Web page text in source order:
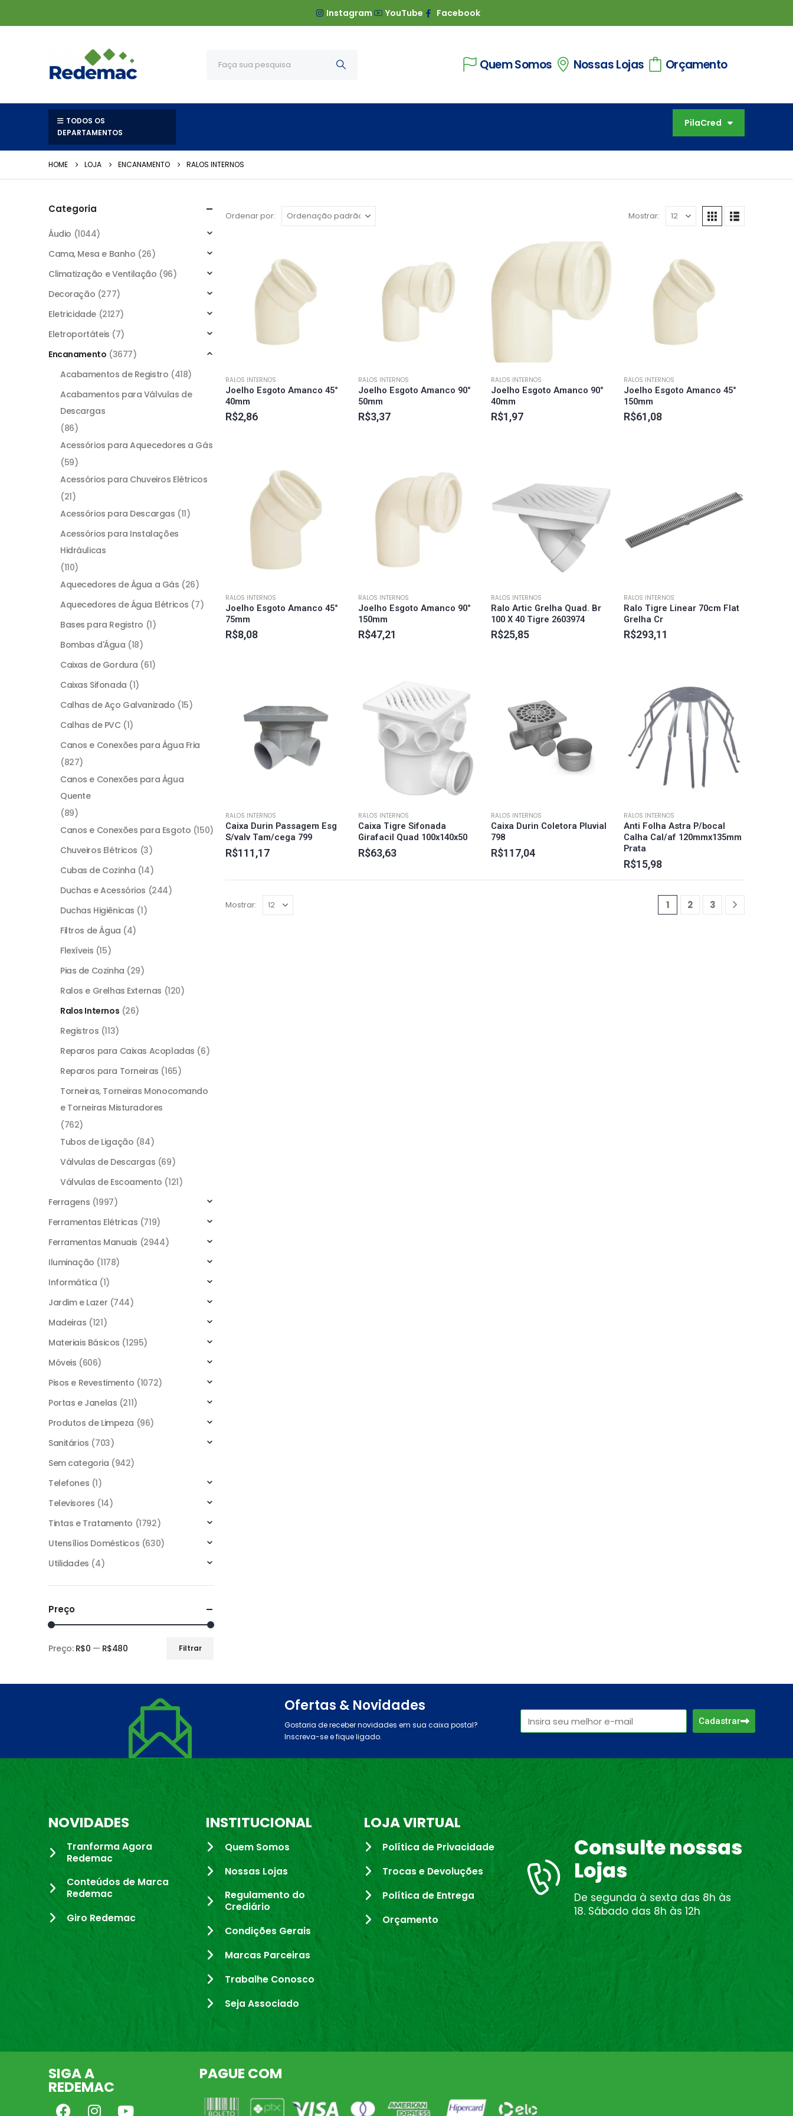
Instagram YouTube Facebook
Quem Somos Nossas Lojas Orçamento
TODOS OS
DEPARTAMENTOS
PilaCred
HOME LOJA ENCANAMENTO RALOS INTERNOS
Ordenar por: Mostrar:
RALOS INTERNOS
Joelho Esgoto Amanco 45°
40mm
R$2,86
RALOS INTERNOS
Joelho Esgoto Amanco 90°
50mm
R$3,37
RALOS INTERNOS
Joelho Esgoto Amanco 90°
40mm
R$1,97
RALOS INTERNOS
Joelho Esgoto Amanco 45°
150mm
R$61,08
RALOS INTERNOS
Joelho Esgoto Amanco 45°
75mm
R$8,08
RALOS INTERNOS
Joelho Esgoto Amanco 90°
150mm
R$47,21
RALOS INTERNOS
Ralo Artic Grelha Quad. Br
100 X 40 Tigre 2603974
R$25,85
RALOS INTERNOS
Ralo Tigre Linear 70cm Flat
Grelha Cr
R$293,11
RALOS INTERNOS
Caixa Durin Passagem Esg
S/valv Tam/cega 799
R$111,17
RALOS INTERNOS
Caixa Tigre Sifonada
Girafacil Quad 100x140x50
R$63,63
RALOS INTERNOS
Caixa Durin Coletora Pluvial
798
R$117,04
RALOS INTERNOS
Anti Folha Astra P/bocal
Calha Cal/af 120mmx135mm
Prata
R$15,98
Mostrar: 1 2 3
Categoria
Áudio (1044)
Cama, Mesa e Banho (26)
Climatização e Ventilação (96)
Decoração (277)
Eletricidade (2127)
Eletroportáteis (7)
Encanamento (3677)
Acabamentos de Registro (418)
Acabamentos para Válvulas de
Descargas
(86)
Acessórios para Aquecedores a Gás
(59)
Acessórios para Chuveiros Elétricos
(21)
Acessórios para Descargas (11)
Acessórios para Instalações
Hidráulicas
(110)
Aquecedores de Água a Gás (26)
Aquecedores de Água Elétricos (7)
Bases para Registro (1)
Bombas d'Água (18)
Caixas de Gordura (61)
Caixas Sifonada (1)
Calhas de Aço Galvanizado (15)
Calhas de PVC (1)
Canos e Conexões para Água Fria
(827)
Canos e Conexões para Água
Quente
(89)
Canos e Conexões para Esgoto (150)
Chuveiros Elétricos (3)
Cubas de Cozinha (14)
Duchas e Acessórios (244)
Duchas Higiênicas (1)
Filtros de Água (4)
Flexíveis (15)
Pias de Cozinha (29)
Ralos e Grelhas Externas (120)
Ralos Internos (26)
Registros (113)
Reparos para Caixas Acopladas (6)
Reparos para Torneiras (165)
Torneiras, Torneiras Monocomando
e Torneiras Misturadores
(762)
Tubos de Ligação (84)
Válvulas de Descargas (69)
Válvulas de Escoamento (121)
Ferragens (1997)
Ferramentas Elétricas (719)
Ferramentas Manuais (2944)
Iluminação (1178)
Informática (1)
Jardim e Lazer (744)
Madeiras (121)
Materiais Básicos (1295)
Móveis (606)
Pisos e Revestimento (1072)
Portas e Janelas (211)
Produtos de Limpeza (96)
Sanitários (703)
Sem categoria (942)
Telefones (1)
Televisores (14)
Tintas e Tratamento (1792)
Utensílios Domésticos (630)
Utilidades (4)
Preço
Filtrar
Preço: R$0 — R$480
Ofertas & Novidades
Gostaria de receber novidades em sua caixa postal?
Inscreva-se e fique ligado.
Cadastrar
NOVIDADES
Tranforma Agora
Redemac
Conteúdos de Marca
Redemac
Giro Redemac
INSTITUCIONAL
Quem Somos
Nossas Lojas
Regulamento do
Crediário
Condições Gerais
Marcas Parceiras
Trabalhe Conosco
Seja Associado
LOJA VIRTUAL
Política de Privacidade
Trocas e Devoluções
Política de Entrega
Orçamento
Consulte nossas
Lojas
De segunda à sexta das 8h às
18. Sábado das 8h às 12h
SIGA A
REDEMAC
PAGUE COM